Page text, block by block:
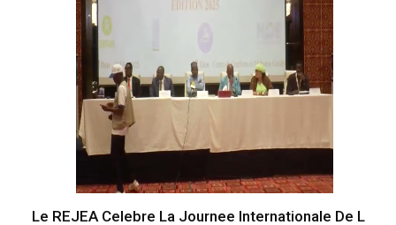
Le REJEA Celebre La Journee Internationale De L